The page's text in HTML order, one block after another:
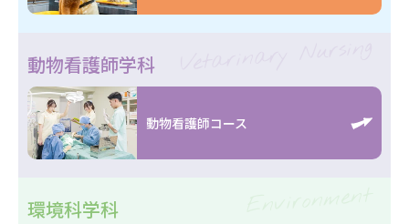
動物看護師学科
動物看護師コース
環境科学科